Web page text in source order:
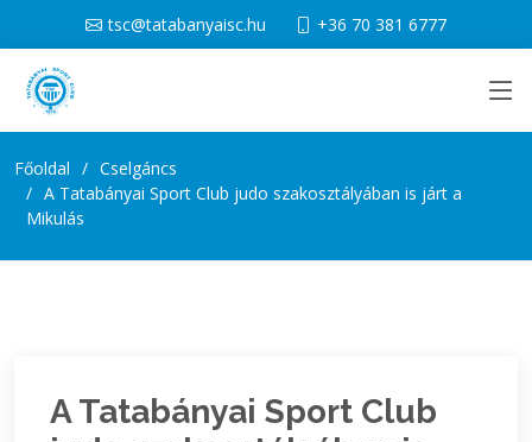
tsc@tatabanyaisc.hu +36 70 381 6777
Főoldal
Cselgáncs
A Tatabányai Sport Club judo szakosztályában is járt a
Mikulás
A Tatabányai Sport Club